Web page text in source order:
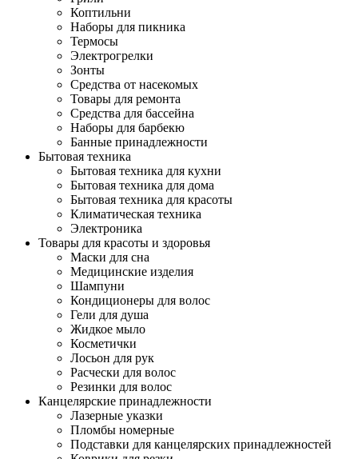
Коптильни
Наборы для пикника
Термосы
Электрогрелки
Зонты
Средства от насекомых
Товары для ремонта
Средства для бассейна
Наборы для барбекю
Банные принадлежности
Бытовая техника
Бытовая техника для кухни
Бытовая техника для дома
Бытовая техника для красоты
Климатическая техника
Электроника
Товары для красоты и здоровья
Маски для сна
Медицинские изделия
Шампуни
Кондиционеры для волос
Гели для душа
Жидкое мыло
Косметички
Лосьон для рук
Расчески для волос
Резинки для волос
Канцелярские принадлежности
Лазерные указки
Пломбы номерные
Подставки для канцелярских принадлежностей